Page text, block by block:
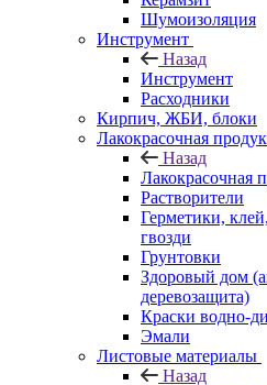
Шумоизоляция
Инструмент
Назад
Инструмент
Расходники
Кирпич, ЖБИ, блоки
Лакокрасочная
Назад
Лакокрасочная
Растворители
Герметики,
гвозди
Грунтовки
Здоровый дом
деревозащита)
Краски водно-
Эмали
Листовые материалы
Назад